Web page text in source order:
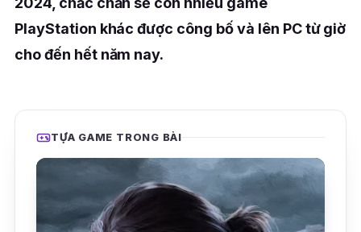
PlayStation khác được công bố và lên PC từ giờ
cho đến hết năm nay.
TỰA GAME TRONG BÀI